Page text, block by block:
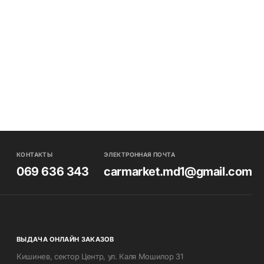
КОНТАКТЫ
069 636 343
ЭЛЕКТРОННАЯ ПОЧТА
carmarket.md1@gmail.com
ВЫДАЧА ОНЛАЙН ЗАКАЗОВ
Кишинев, сектор Центр, ул. Каля Мошилор 31